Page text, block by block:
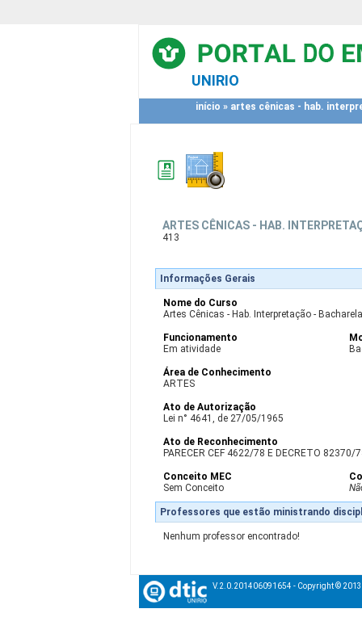
UNIRIO
início » artes cênicas - hab.
ARTES CÊNICAS - HAB.
413
Informações Gerais
Nome do Curso
Artes Cênicas - Hab. Interpretação -
Funcionamento
Em atividade
Área de Conhecimento
ARTES
Ato de Autorização
Lei n° 4641, de 27/05/1965
Ato de Reconhecimento
PARECER CEF 4622/78 E DECRETO 82370/
Conceito MEC
Sem Conceito
Professores que estão ministrando
Nenhum professor encontrado!
V.2.0.201406091654 - Copyright ©